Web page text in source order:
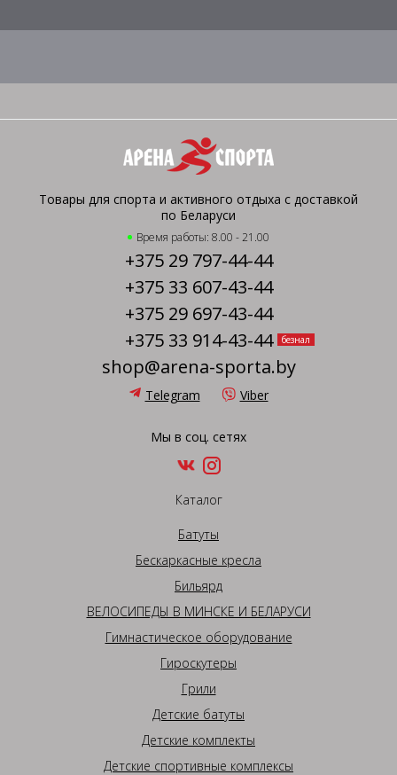
Товары для спорта и активного отдыха с доставкой
по Беларуси
Время работы: 8.00 - 21.00
+375 29 797-44-44
+375 33 607-43-44
+375 29 697-43-44
+375 33 914-43-44
безнал
shop@arena-sporta.by
Telegram Viber
Мы в соц. сетях
Каталог
Батуты
Бескаркасные кресла
Бильярд
ВЕЛОСИПЕДЫ В МИНСКЕ И БЕЛАРУСИ
Гимнастическое оборудование
Гироскутеры
Грили
Детские батуты
Детские комплекты
Детские спортивные комплексы